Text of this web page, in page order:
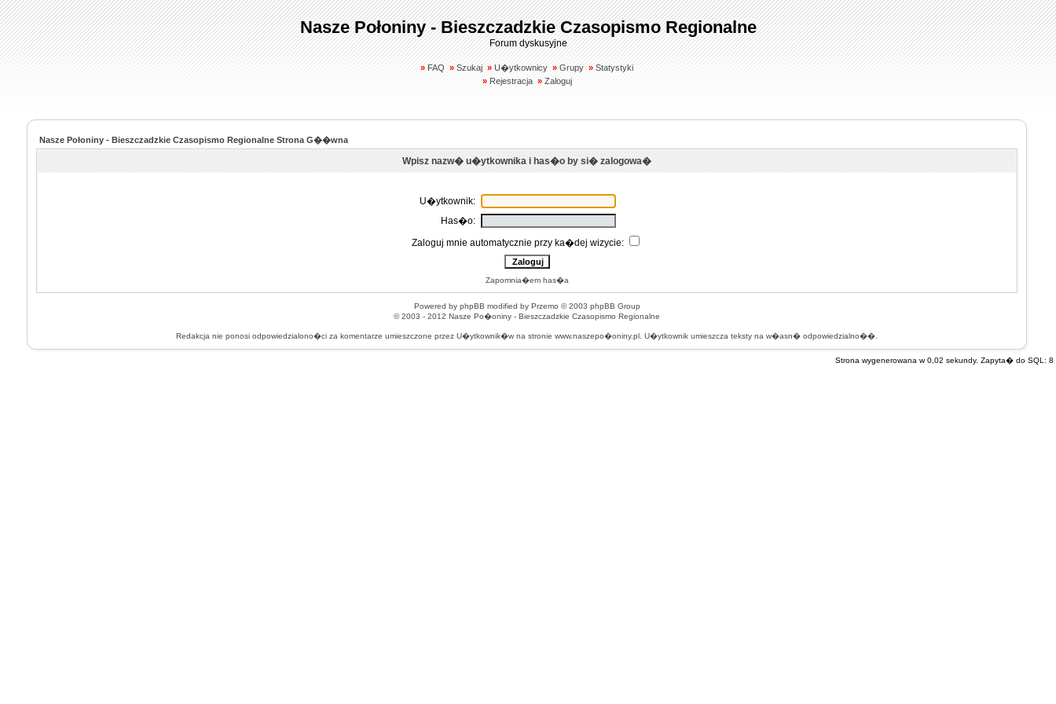
Nasze Połoniny - Bieszczadzkie Czasopismo Regionalne
Forum dyskusyjne
» FAQ » Szukaj » U�ytkownicy » Grupy » Statystyki
» Rejestracja » Zaloguj
Nasze Połoniny - Bieszczadzkie Czasopismo Regionalne Strona G��wna
Wpisz nazw� u�ytkownika i has�o by si� zalogowa�
U�ytkownik:
Has�o:
Zaloguj mnie automatycznie przy ka�dej wizycie:
Zapomnia�em has�a
Powered by phpBB modified by Przemo © 2003 phpBB Group
© 2003 - 2012 Nasze Po�oniny - Bieszczadzkie Czasopismo Regionalne
Redakcja nie ponosi odpowiedzialono�ci za komentarze umieszczone przez U�ytkownik�w na stronie www.naszepo�oniny.pl. U�ytkownik umieszcza teksty na w�asn� odpowiedzialno��.
Strona wygenerowana w 0,02 sekundy. Zapyta� do SQL: 8